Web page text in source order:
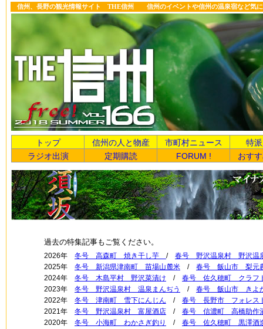
信州、長野の観光情報サイト THE信州 信州のイベントや信州の温泉宿など気に
トップ 信州の人と物産 市町村ニュース
特
ラジオ出演
定期購読 FORUM ! おす
過去の特集記事もご覧ください。
2026年 冬号 高森町 焼き干し芋 / 春号 野沢温泉村 野沢温
2025年 冬号 新潟県津南町 苗場山麓米 / 春号 飯山市 梨元
2024年 冬号 木島平村 野沢菜漬け / 春号 佐久穂町 クラフ
2023年 冬号 野沢温泉村 温泉まんぢう / 春号 飯山市 きよ
2022年 冬号 津南町 雪下にんじん / 春号 長野市 フォレス
2021年 冬号 野沢温泉村 富屋酒店 / 春号 信濃町 高橋助作
2020年 冬号 小海町 わかさぎ釣り / 春号 佐久穂町 黒澤酒